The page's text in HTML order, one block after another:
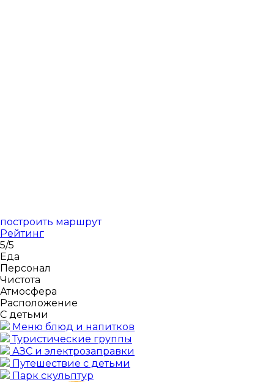
построить маршрут
Рейтинг
5/5
Еда
Персонал
Чистота
Атмосфера
Расположение
С детьми
Меню блюд и напитков
Туристические группы
АЗС и электрозаправки
Путешествие с детьми
Парк скульптур